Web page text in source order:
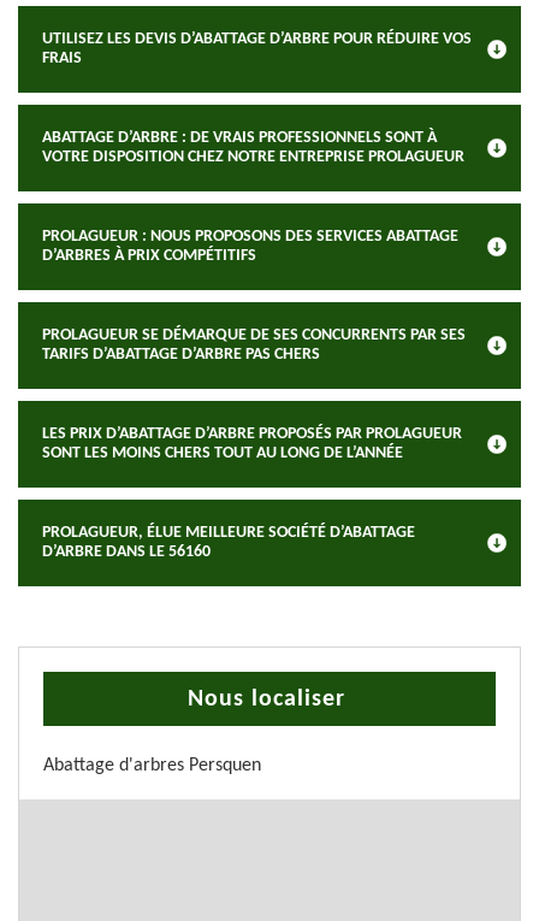
UTILISEZ LES DEVIS D’ABATTAGE D’ARBRE POUR RÉDUIRE VOS
FRAIS
ABATTAGE D’ARBRE : DE VRAIS PROFESSIONNELS SONT À
VOTRE DISPOSITION CHEZ NOTRE ENTREPRISE PROLAGUEUR
PROLAGUEUR : NOUS PROPOSONS DES SERVICES ABATTAGE
D’ARBRES À PRIX COMPÉTITIFS
PROLAGUEUR SE DÉMARQUE DE SES CONCURRENTS PAR SES
TARIFS D’ABATTAGE D’ARBRE PAS CHERS
LES PRIX D’ABATTAGE D’ARBRE PROPOSÉS PAR PROLAGUEUR
SONT LES MOINS CHERS TOUT AU LONG DE L’ANNÉE
PROLAGUEUR, ÉLUE MEILLEURE SOCIÉTÉ D’ABATTAGE
D’ARBRE DANS LE 56160
Nous localiser
Abattage d'arbres Persquen